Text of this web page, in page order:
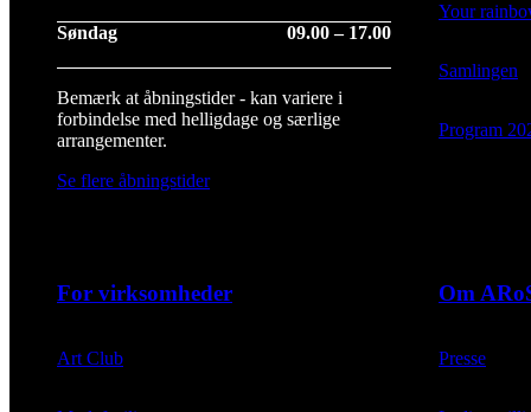
Søndag 09.00 – 17.00
Bemærk at åbningstider - kan variere i
forbindelse med helligdage og særlige
arrangementer.
Se flere åbningstider
Your
Samlingen
Program
For virksomheder
Art Club
Om
Presse